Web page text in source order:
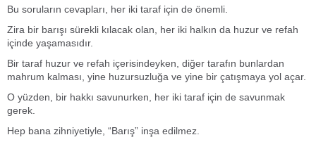
Bu soruların cevapları, her iki taraf için de önemli.
Zira bir barışı sürekli kılacak olan, her iki halkın da huzur ve refah
içinde yaşamasıdır.
Bir taraf huzur ve refah içerisindeyken, diğer tarafın bunlardan
mahrum kalması, yine huzursuzluğa ve yine bir çatışmaya yol açar.
O yüzden, bir hakkı savunurken, her iki taraf için de savunmak
gerek.
Hep bana zihniyetiyle, “Barış” inşa edilmez.